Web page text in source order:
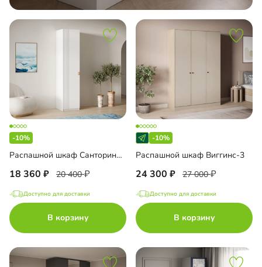
-10%
Распашной шкаф Санторини-1 Лайф
18 360 20 400
Доступно для доставки
В корзину
-10%
Распашной шкаф Виггинс-3
24 300 27 000
Доступно для доставки
В корзину